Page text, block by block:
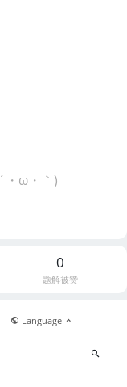
・ω・｀)
0
题解被赞
Language